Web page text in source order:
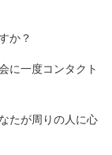
か？
に一度コンタクト
たが周りの人に心